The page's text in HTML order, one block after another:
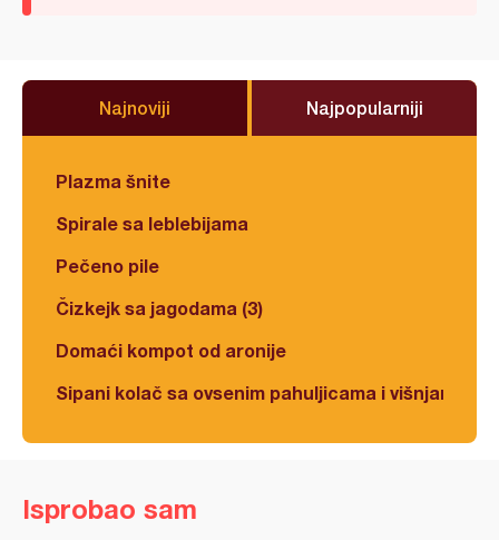
Najnoviji Najpopularniji
Plazma šnite
Spirale sa leblebijama
Pečeno pile
Čizkejk sa jagodama (3)
Domaći kompot od aronije
Sipani kolač sa ovsenim pahuljicama i višnjama
Isprobao sam